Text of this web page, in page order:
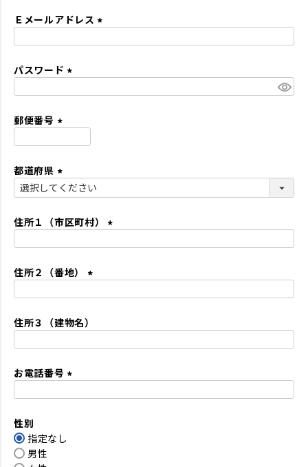
須
Ｅメールアドレス
パスワード
郵便番号
須
)
都道府県
(
須
住所１（市区町村）
住所２（番地）
須
住所３（建物名）
お電話番号
性別
指定なし
男性